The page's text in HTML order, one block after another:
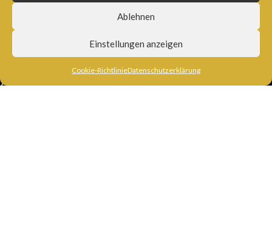
Ablehnen
Einstellungen anzeigen
Cookie-RichtlinieDatenschutzerklärung
Zahlungsarten